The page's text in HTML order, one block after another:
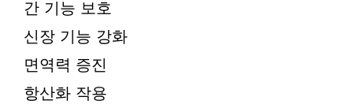
간 기능 보호
신장 기능 강화
면역력 증진
항산화 작용